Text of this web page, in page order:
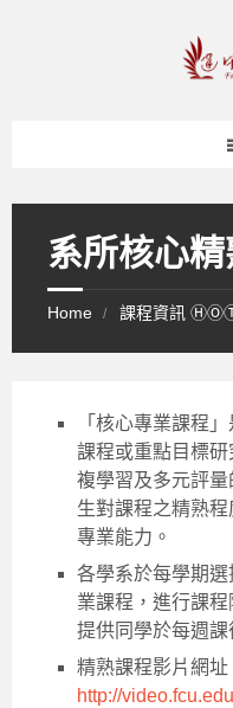
系所核心
Home 課程資訊
「核心專業課程
課程或重點目標
複學習及多元評
生對課程之精熟
專業能力。
各學系於每學期
業課程，進行課程
提供同學於每週課
精熟課程影片網址
http://